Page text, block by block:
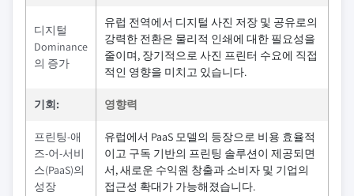
디지털
Dominance
의 증가
유럽 전역에서 디지털 사진 저장 및 공유로의
강력한 전환은 물리적 인쇄에 대한 필요성을
줄이며, 장기적으로 사진 프린터 수요에 직접
적인 영향을 미치고 있습니다.
기회: 영향력
프린팅-애
즈-어-서비
스(PaaS)의
성장
유럽에서 PaaS 모델의 등장으로 비용 효율적
이고 구독 기반의 프린팅 솔루션이 제공되면
서, 새로운 수익원 창출과 소비자 및 기업의
접근성 확대가 가능해졌습니다.